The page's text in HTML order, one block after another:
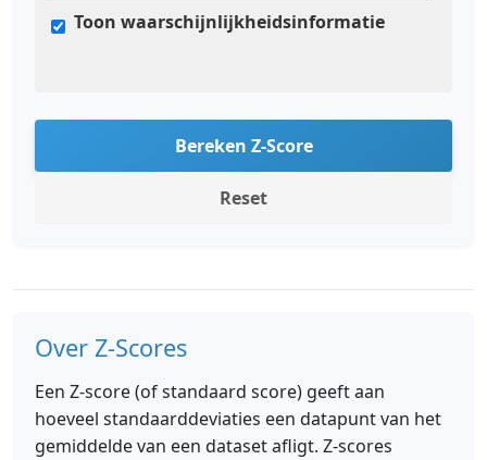
Toon waarschijnlijkheidsinformatie
Bereken Z-Score
Reset
Over Z-Scores
Een Z-score (of standaard score) geeft aan
hoeveel standaarddeviaties een datapunt van het
gemiddelde van een dataset afligt. Z-scores